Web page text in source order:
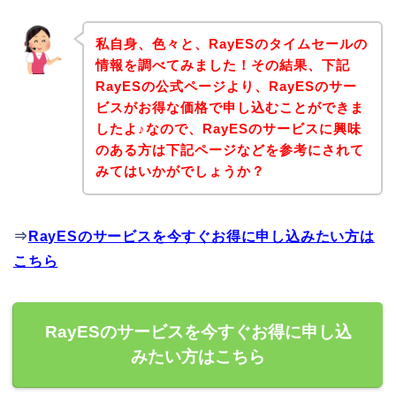
私自身、色々と、RayESのタイムセールの
情報を調べてみました！その結果、下記
RayESの公式ページより、RayESのサー
ビスがお得な価格で申し込むことができま
したよ♪なので、RayESのサービスに興味
のある方は下記ページなどを参考にされて
みてはいかがでしょうか？
⇒ RayESのサービスを今すぐお得に申し込みたい方は
こちら
RayESのサービスを今すぐお得に申し込
みたい方はこちら